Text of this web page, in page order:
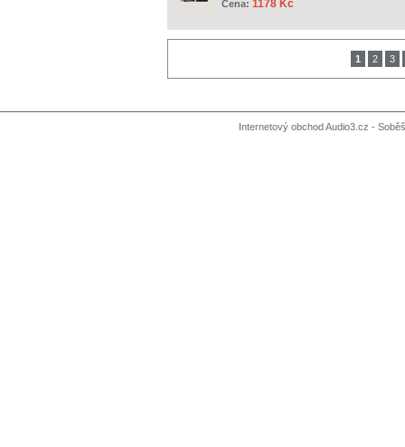
Cena: 1178 Kč
1 2 3
Internetový obchod Audio3.cz -